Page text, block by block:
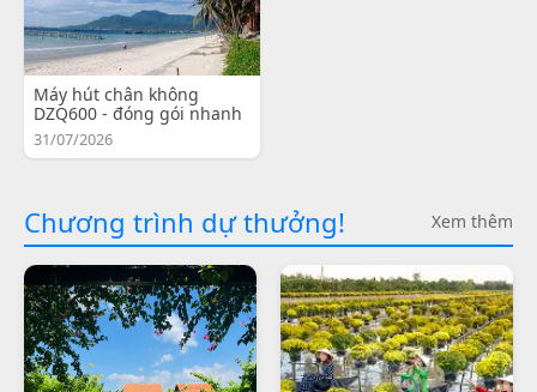
Máy hút chân không
DZQ600 - đóng gói nhanh
31/07/2026
Chương trình dự thưởng! Xem thêm